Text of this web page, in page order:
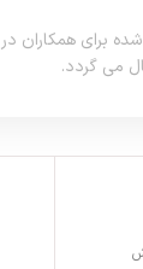
برای همکاران
می گردد.